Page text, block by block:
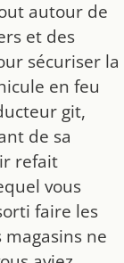
autour de
et des
sécuriser la
en feu
git,
de sa
refait
vous
faire les
ne